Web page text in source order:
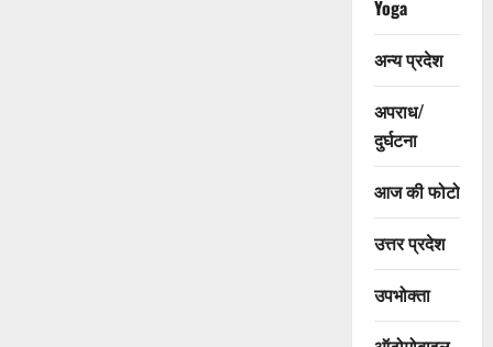
Yoga
अन्य प्रदेश
अपराध/
दुर्घटना
आज की फोटो
उत्तर प्रदेश
उपभोक्ता